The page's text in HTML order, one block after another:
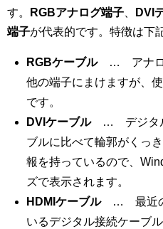
す。
RGBアナログ端子 DVI
端子が代表的です。特徴は下
RGBケーブル… アナロ
他の端子にまけますが、
です。
DVIケーブル… デジタル
ブルに比べて輪郭がくっ
報を持っているので、
ズで表示されます。
HDMIケーブル… 最近の
いるデジタル接続ケーブ